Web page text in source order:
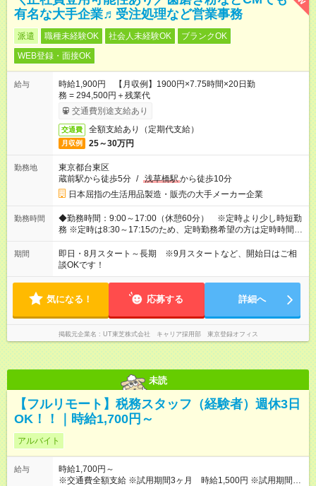
有名な大手企業♬受注処理など営業事務
派遣 職種未経験OK 社会人未経験OK
ブランクOK
WEB登録・面接OK
給与
時給1,900円 【月収例】1900円×7.75時間×20日勤
務 = 294,500円＋残業代
交通費別途支給あり
交通費 全額支給あり（定期代支給）
月収例 25～30万円
勤務地
東京都台東区
蔵前駅から徒歩5分 / 浅草橋駅から徒歩10分
日本屈指の生活用品製造・販売の大手メーカー企業
勤務時間
◆勤務時間：9:00～17:00（休憩60分） ※定時より少し時短勤
務 ※定時は8:30～17:15のため、定時勤務希望の方は定時時間で
勤務可能です！
期間
即日・8月スタート～長期 ※9月スタートなど、開始日はご相
談OKです！
気になる！ 応募する 詳細へ
掲載元企業名 UT東芝株式会社 キャリア採用部 東京登録オフィス
未読
【フルリモート】税務スタッフ（経験者）週休3日
OK！！｜時給1,700円～
アルバイト
給与
時給1,700円～
※交通費全額支給 ※試用期間3ヶ月 時給1,500円 ※試用期間中